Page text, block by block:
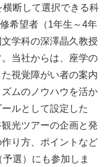
断して選択できる科
希望者（1年生～4年
学科の深澤晶久教授
当社からは、座学の
視覚障がい者の案内
ムのノウハウを活か
ルとして設定した
光ツアーの企画と発
り方、ポイントなど
選）にも参加しま